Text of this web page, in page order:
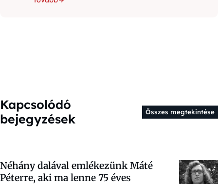
Kapcsolódó
bejegyzések
Összes megtekintése
Néhány dalával emlékezünk Máté
Péterre, aki ma lenne 75 éves